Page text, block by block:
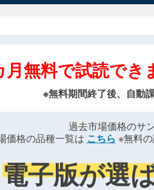
月無料で試読でき
※無料期間終了後、自動
過去市場価格のサ
価格の品種一覧は こちら ※無料
電子版が選